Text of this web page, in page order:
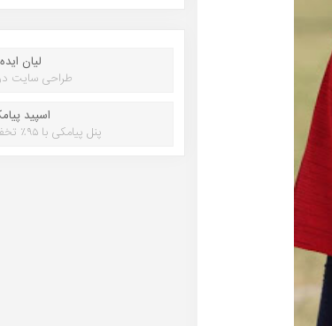
لیان ایده
طراحی سایت
اسپید
پنل پیامکی با ۹۵٪ تخفیف خرید پنل